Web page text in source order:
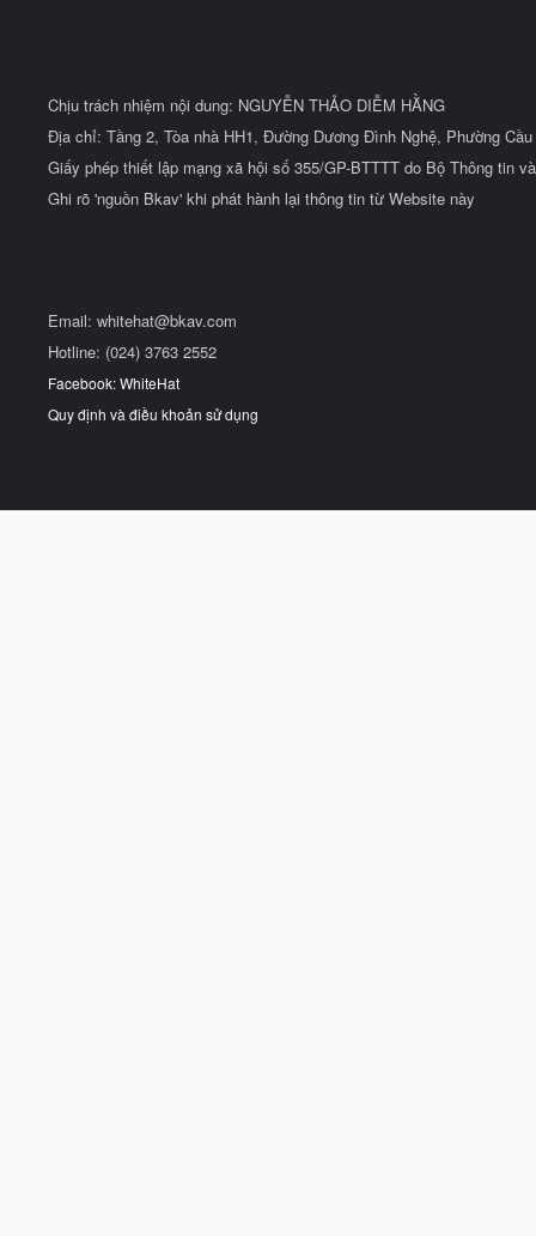
Chịu trách nhiệm nội dung: NGUYỄN THẢO DIỄM HẰNG
Địa chỉ: Tầng 2, Tòa nhà HH1, Đường Dương Đình Nghệ, Phường
Giấy phép thiết lập mạng xã hội số 355/GP-BTTTT do Bộ Thông tin
Ghi rõ 'nguồn Bkav' khi phát hành lại thông tin từ Website này
Email: whitehat@bkav.com
Hotline: (024) 3763 2552
Facebook: WhiteHat
Quy định và điều khoản sử dụng